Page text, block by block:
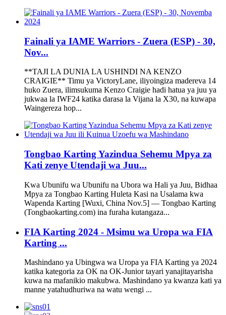
Fainali ya IAME Warriors - Zuera (ESP) - 30,
Nov...
**TAJI LA DUNIA LA USHINDI NA KENZO
CRAIGIE** Timu ya VictoryLane, iliyoingiza madereva 14
huko Zuera, ilimsukuma Kenzo Craigie hadi hatua ya juu ya
jukwaa la IWF24 katika darasa la Vijana la X30, na kuwapa
Waingereza hop...
Tongbao Karting Yazindua Sehemu Mpya za
Kati zenye Utendaji wa Juu...
Kwa Ubunifu wa Ubunifu na Ubora wa Hali ya Juu, Bidhaa
Mpya za Tongbao Karting Huleta Kasi na Usalama kwa
Wapenda Karting [Wuxi, China Nov.5] — Tongbao Karting
(Tongbaokarting.com) ina furaha kutangaza...
FIA Karting 2024 - Msimu wa Uropa wa FIA
Karting ...
Mashindano ya Ubingwa wa Uropa ya FIA Karting ya 2024
katika kategoria za OK na OK-Junior tayari yanajitayarisha
kuwa na mafanikio makubwa. Mashindano ya kwanza kati ya
manne yatahudhuriwa na watu wengi ...